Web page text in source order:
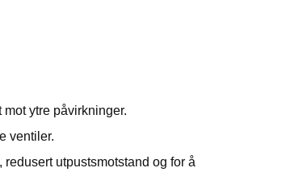
ytre påvirkninger.
ventiler.
redusert utpustsmotstand og for å